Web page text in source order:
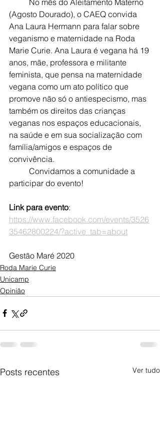
(Agosto Dourado), o CAEQ convida
Ana Laura Hermann para falar sobre
veganismo e maternidade na Roda
Marie Curie. Ana Laura é vegana há 19
anos, mãe, professora e militante
feminista, que pensa na maternidade
vegana como um ato político que
promove não só o antiespecismo, mas
também os direitos das crianças
veganas nos espaços educacionais,
na saúde e em sua socialização com
família/amigos e espaços de
convivência.
participar do evento!
Link para evento:
https://www.facebook.com/events/3526
35462800224/?active_tab=about
Gestão Maré 2020
Roda Marie Curie
Unicamp
Opinião
Posts recentes Ver tudo